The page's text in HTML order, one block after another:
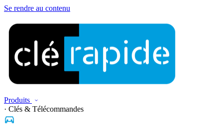
Se rendre au contenu
Produits
· Clés & Télécommandes